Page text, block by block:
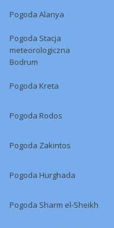
Pogoda Alanya
Pogoda Stacja
meteorologiczna
Bodrum
Pogoda Kreta
Pogoda Rodos
Pogoda Zakintos
Pogoda Hurghada
Pogoda Sharm el-Sheikh